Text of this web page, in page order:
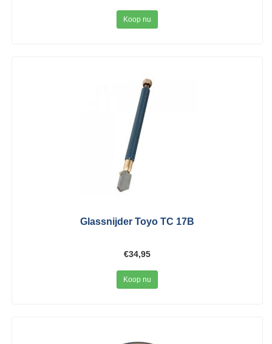
Koop nu
Glassnijder Toyo TC 17B
€34,95
Koop nu